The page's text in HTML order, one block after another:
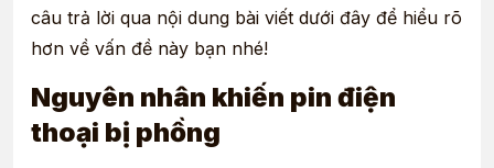
câu trả lời qua nội dung bài viết dưới đây để hiểu rõ
hơn về vấn đề này bạn nhé!
Nguyên nhân khiến pin điện
thoại bị phồng